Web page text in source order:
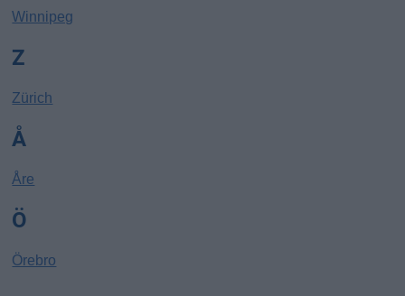
Winnipeg
Z
Zürich
Å
Åre
Ö
Örebro